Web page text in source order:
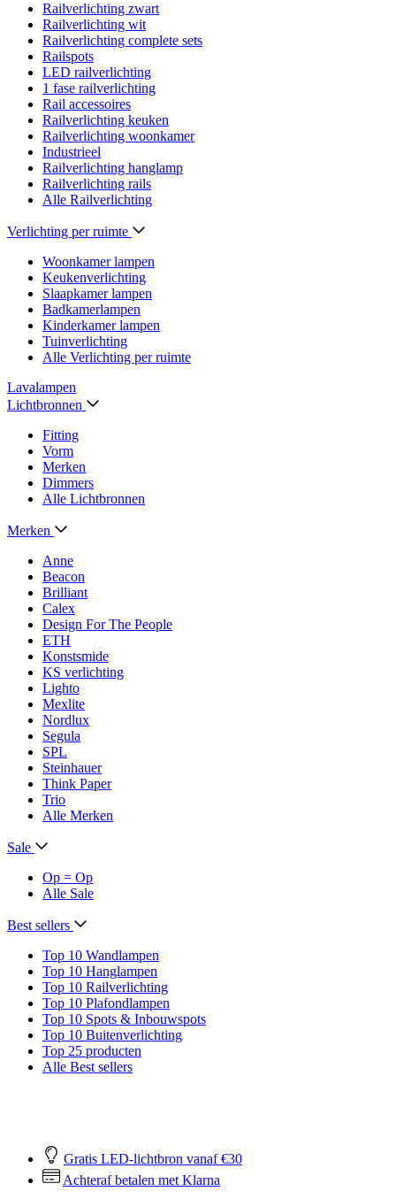
Railverlichting zwart
Railverlichting wit
Railverlichting complete sets
Railspots
LED railverlichting
1 fase railverlichting
Rail accessoires
Railverlichting keuken
Railverlichting woonkamer
Industrieel
Railverlichting hanglamp
Railverlichting rails
Alle Railverlichting
Verlichting per ruimte
Woonkamer lampen
Keukenverlichting
Slaapkamer lampen
Badkamerlampen
Kinderkamer lampen
Tuinverlichting
Alle Verlichting per ruimte
Lavalampen
Lichtbronnen
Fitting
Vorm
Merken
Dimmers
Alle Lichtbronnen
Merken
Anne
Beacon
Brilliant
Calex
Design For The People
ETH
Konstsmide
KS verlichting
Lighto
Mexlite
Nordlux
Segula
SPL
Steinhauer
Think Paper
Trio
Alle Merken
Sale
Op = Op
Alle Sale
Best sellers
Top 10 Wandlampen
Top 10 Hanglampen
Top 10 Railverlichting
Top 10 Plafondlampen
Top 10 Spots & Inbouwspots
Top 10 Buitenverlichting
Top 25 producten
Alle Best sellers
Gratis LED-lichtbron vanaf €30
Achteraf betalen met Klarna